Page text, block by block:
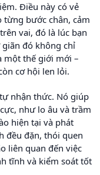
Điều này có vẻ
bước chân, cảm
vai, đó là lúc bạn
đó không chỉ
một thế giới mới –
cơ hội len lỏi.
nhận thức. Nó giúp
như lo âu và trầm
hiện tại và phát
đều đặn, thói quen
liên quan đến việc
tĩnh và kiểm soát tốt